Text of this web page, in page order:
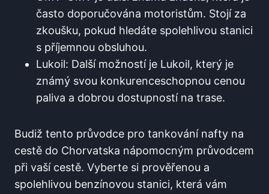
často doporučována motoristům.⁢ Stojí za
zkoušku, pokud hledáte spolehlivou ⁣stanici
s příjemnou obsluhou.
Lukoil: Další možností⁢ je ⁢Lukoil, který je
známý svou konkurenceschopnou cenou
paliva ‌a dobrou dostupností na trase.
Budiž ⁤tento ​průvodce ⁤pro tankování nafty na
cestě do Chorvatska ‍nápomocným průvodcem
‍při vaší ⁣cestě. Vyberte​ si prověřenou a
spolehlivou ​benzínovou stanici,⁢ která vám